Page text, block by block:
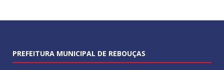
PREFEITURA MUNICIPAL DE REBOUÇAS